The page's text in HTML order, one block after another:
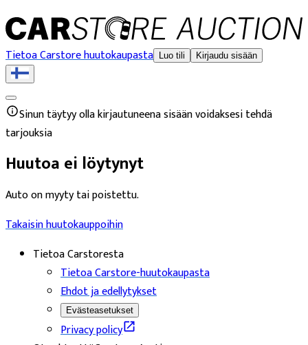
Tietoa Carstore huutokaupasta Luo tili Kirjaudu sisään
Sinun täytyy olla kirjautuneena sisään voidaksesi tehdä
tarjouksia
Huutoa ei löytynyt
Auto on myyty tai poistettu.
Takaisin huutokauppoihin
Tietoa Carstoresta
Tietoa Carstore-huutokaupasta
Ehdot ja edellytykset
Evästeasetukset
Privacy policy